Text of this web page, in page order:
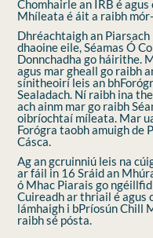
Chomhairle an IRB é
Mhíleata é áit a raibh
Dhréachtaigh an
dhaoine eile, Séamas Ó
Donnchadha go háirithe.
agus mar gheall go raibh
sínitheoirí leis an
Sealadach. Ní raibh ina
ach ainm mar go raibh
oibríochtaí míleata. Mar
Forógra taobh amuigh de
Cásca.
Ag an gcruinniú leis na
ar fáil in 16 Sráid an
ó Mhac Piarais go
Cuireadh ar thriail é agus
lámhaigh i bPríosún Chill
raibh sé pósta.